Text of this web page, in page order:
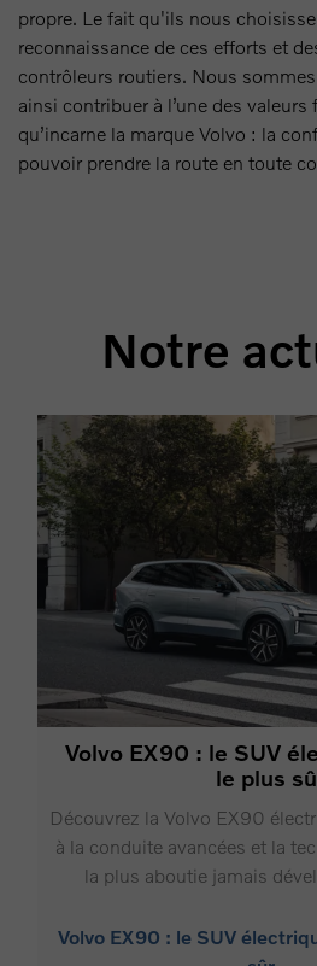
propre. Le fait qu'ils nous
reconnaissance de ces efforts et
contrôleurs routiers. Nous
ainsi contribuer à l’une des valeurs
qu’incarne la marque Volvo : la
pouvoir prendre la route en toute
Notre
Volvo EX90 : le SUV
le plus
Découvrez la Volvo EX90
à la conduite avancées et la
la plus aboutie jamais
Volvo EX90 : le SUV